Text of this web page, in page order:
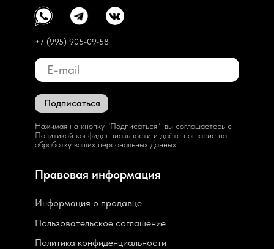
Подписаться
Нажимая на кнопку "Подписаться", вы соглашаетесь с
Политикой конфиденциальности и даёте согласие на
обработку ваших персональных данных
Пользовательское соглашение
Политика конфиденциальности
Информация о продавце
Правовая информация
+7 (995) 905-09-58